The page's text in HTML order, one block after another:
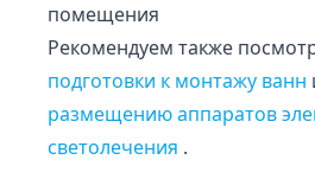
помещения
Рекомендуем также
подготовки к монтажу ванн
размещению аппаратов
светолечения .